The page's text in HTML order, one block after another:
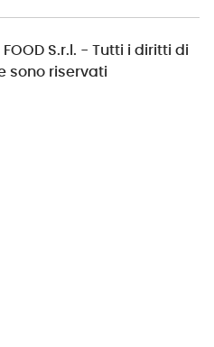
S.r.l. - Tutti i diritti di
sono riservati